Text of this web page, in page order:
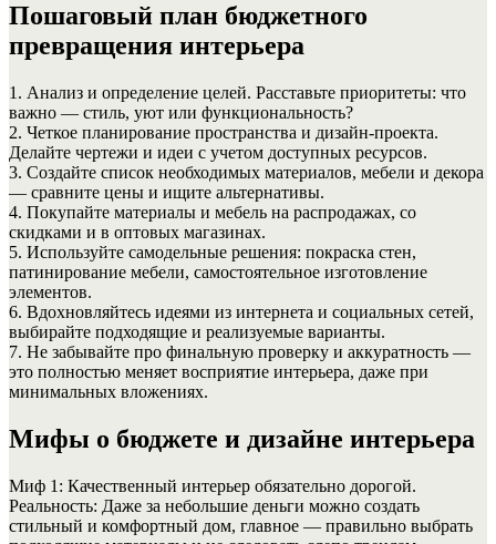
Пошаговый план бюджетного
превращения интерьера
1. Анализ и определение целей. Расставьте приоритеты: что
важно — стиль, уют или функциональность?
2. Четкое планирование пространства и дизайн-проекта.
Делайте чертежи и идеи с учетом доступных ресурсов.
3. Создайте список необходимых материалов, мебели и декора
— сравните цены и ищите альтернативы.
4. Покупайте материалы и мебель на распродажах, со
скидками и в оптовых магазинах.
5. Используйте самодельные решения: покраска стен,
патинирование мебели, самостоятельное изготовление
элементов.
6. Вдохновляйтесь идеями из интернета и социальных сетей,
выбирайте подходящие и реализуемые варианты.
7. Не забывайте про финальную проверку и аккуратность —
это полностью меняет восприятие интерьера, даже при
минимальных вложениях.
Мифы о бюджете и дизайне интерьера
Миф 1: Качественный интерьер обязательно дорогой.
Реальность: Даже за небольшие деньги можно создать
стильный и комфортный дом, главное — правильно выбрать